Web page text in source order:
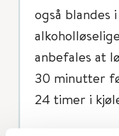
også blandes
anbefales at
30 minutter
24 timer i